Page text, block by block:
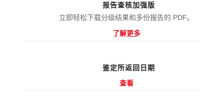
报告查核加强版
立即轻松下载分级结果和多份报告的 PDF。
了解更多
鉴定所返回日期
查看